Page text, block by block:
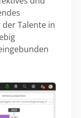
Talente in